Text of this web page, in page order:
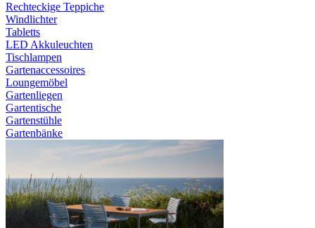
Rechteckige Teppiche
Windlichter
Tabletts
LED Akkuleuchten
Tischlampen
Gartenaccessoires
Loungemöbel
Gartenliegen
Gartentische
Gartenstühle
Gartenbänke